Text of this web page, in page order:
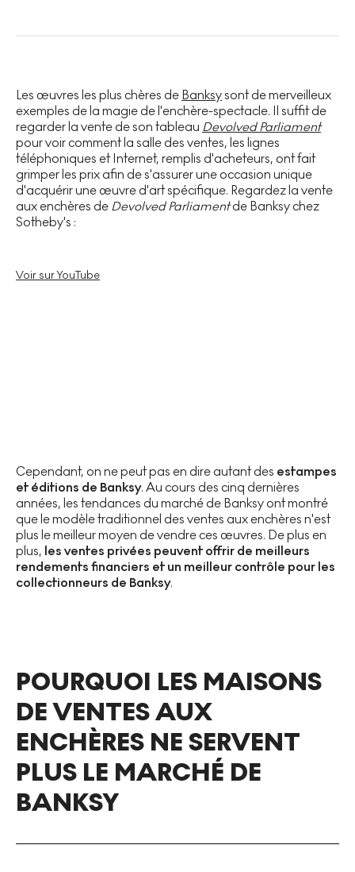
Les œuvres les plus chères de Banksy sont de merveilleux
exemples de la magie de l'enchère-spectacle. Il suffit de
regarder la vente de son tableau Devolved Parliament
pour voir comment la salle des ventes, les lignes
téléphoniques et Internet, remplis d'acheteurs, ont fait
grimper les prix afin de s'assurer une occasion unique
d'acquérir une œuvre d'art spécifique. Regardez la vente
aux enchères de Devolved Parliamentde Banksy chez
Sotheby's :
Voir sur YouTube
Cependant, on ne peut pas en dire autant des estampes
et éditions de Banksy. Au cours des cinq dernières
années, les tendances du marché de Banksy ont montré
que le modèle traditionnel des ventes aux enchères n'est
plus le meilleur moyen de vendre ces œuvres. De plus en
plus, les ventes privées peuvent offrir de meilleurs
rendements financiers et un meilleur contrôle pour les
collectionneurs de Banksy.
POURQUOI LES MAISONS
DE VENTES AUX
ENCHÈRES NE SERVENT
PLUS LE MARCHÉ DE
BANKSY